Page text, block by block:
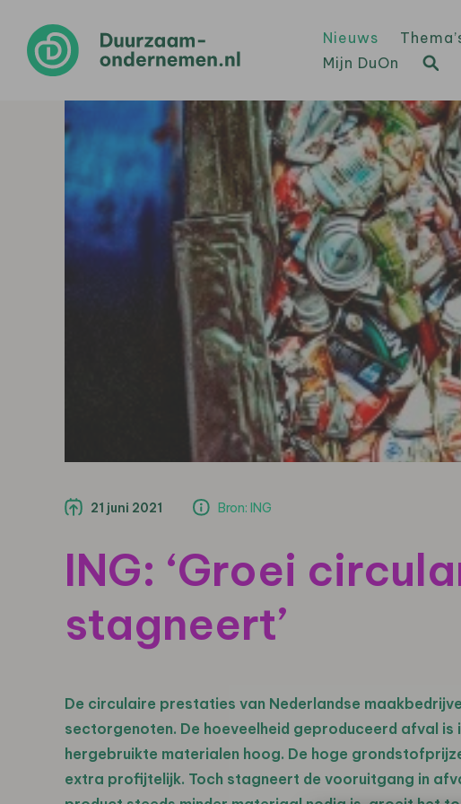
Nieuws
Mijn DuOn
21 juni 2021 Bron: ING
ING: ‘Groei
stagneert’
De circulaire prestaties van Nederlandse
sectorgenoten. De hoeveelheid geproduceerd afval is
hergebruikte materialen hoog. De hoge
extra profijtelijk. Toch stagneert de vooruitgang in